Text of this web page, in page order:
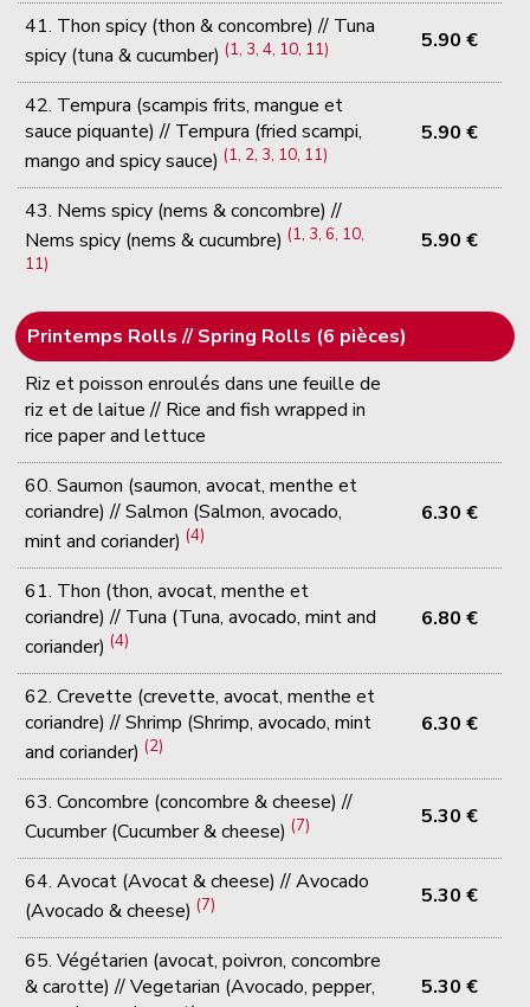
41. Thon spicy (thon & concombre) // Tuna
spicy (tuna & cucumber)(1, 3, 4, 10, 11) 5.90 €
42. Tempura (scampis frits, mangue et
sauce piquante) // Tempura (fried scampi,
mango and spicy sauce)(1, 2, 3, 10, 11)
5.90 €
43. Nems spicy (nems & concombre) //
Nems spicy (nems & cucumbre)(1, 3, 6, 10,
11)
5.90 €
Printemps Rolls // Spring Rolls (6 pièces)
Riz et poisson enroulés dans une feuille de
riz et de laitue // Rice and fish wrapped in
rice paper and lettuce
60. Saumon (saumon, avocat, menthe et
coriandre) // Salmon (Salmon, avocado,
mint and coriander)(4)
6.30 €
61. Thon (thon, avocat, menthe et
coriandre) // Tuna (Tuna, avocado, mint and
coriander)(4)
6.80 €
62. Crevette (crevette, avocat, menthe et
coriandre) // Shrimp (Shrimp, avocado, mint
and coriander)(2)
6.30 €
63. Concombre (concombre & cheese) //
Cucumber (Cucumber & cheese)(7) 5.30 €
64. Avocat (Avocat & cheese) // Avocado
(Avocado & cheese)(7) 5.30 €
65. Végétarien (avocat, poivron, concombre
& carotte) // Vegetarian (Avocado, pepper,
5.30 €